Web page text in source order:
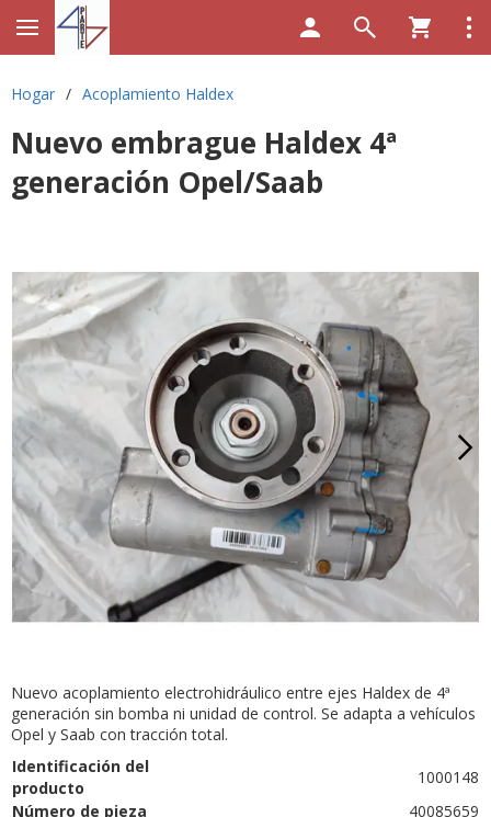
Hogar / Acoplamiento Haldex
Nuevo embrague Haldex 4ª
generación Opel/Saab
Nuevo acoplamiento electrohidráulico entre ejes Haldex de 4ª
generación sin bomba ni unidad de control. Se adapta a vehículos
Opel y Saab con tracción total.
Identificación del
producto
1000148
Número de pieza
40085659